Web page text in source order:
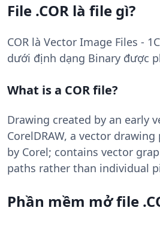
File .COR là file gì?
COR là Vector Image Files -
dưới định dạng Binary được
What is a COR file?
Drawing created by an early
CorelDRAW, a vector
by Corel; contains vector
paths rather than individual
Phần mềm mở file